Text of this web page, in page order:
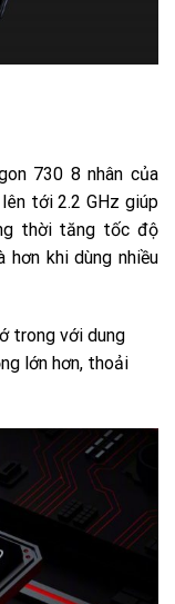
730 8 nhân của
tới 2.2 GHz giúp
thời tăng tốc độ
khi dùng nhiều
trong với dung
lớn hơn, thoải